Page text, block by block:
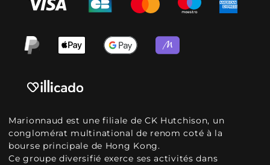
Marionnaud est une filiale de CK Hutchison, un
conglomérat multinational de renom coté à la
bourse principale de Hong Kong.
Ce groupe diversifié exerce ses activités dans